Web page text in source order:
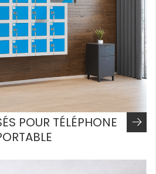
POUR TÉLÉPHONE